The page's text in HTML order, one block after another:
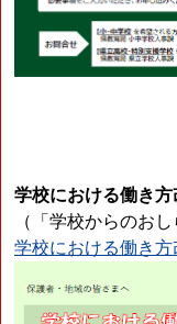
学校における働き
（「学校からのお
学校における働き